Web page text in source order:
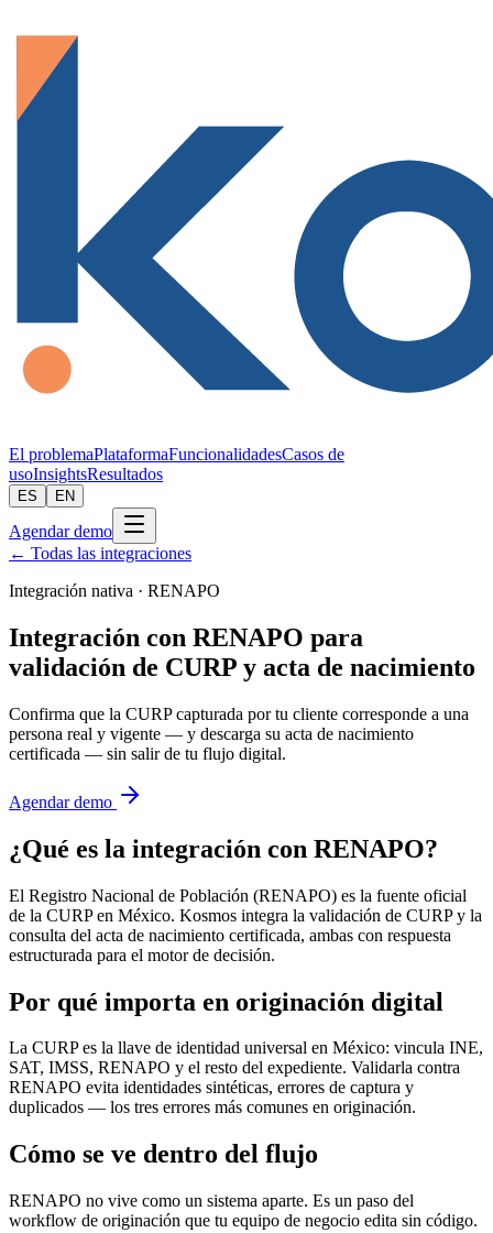
El problemaPlataformaFuncionalidadesCasos de
usoInsightsResultados
ES EN
Agendar demo
← Todas las integraciones
Integración nativa · RENAPO
Integración con RENAPO para
validación de CURP y acta de nacimiento
Confirma que la CURP capturada por tu cliente corresponde a una
persona real y vigente — y descarga su acta de nacimiento
certificada — sin salir de tu flujo digital.
Agendar demo
¿Qué es la integración con RENAPO?
El Registro Nacional de Población (RENAPO) es la fuente oficial
de la CURP en México. Kosmos integra la validación de CURP y la
consulta del acta de nacimiento certificada, ambas con respuesta
estructurada para el motor de decisión.
Por qué importa en originación digital
La CURP es la llave de identidad universal en México: vincula INE,
SAT, IMSS, RENAPO y el resto del expediente. Validarla contra
RENAPO evita identidades sintéticas, errores de captura y
duplicados — los tres errores más comunes en originación.
Cómo se ve dentro del flujo
RENAPO no vive como un sistema aparte. Es un paso del
workflow de originación que tu equipo de negocio edita sin código.